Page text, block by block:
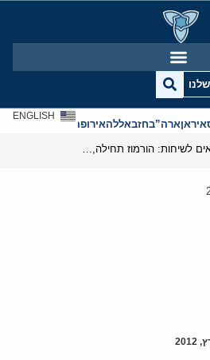
איראןארה”בחזבאללהאירופהאנטישמיות
ENGLISH